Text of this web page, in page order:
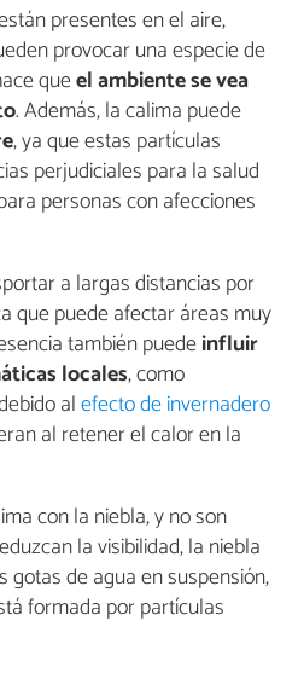
presentes en el aire,
provocar una especie de
queel ambiente se vea
. Además, la calima puede
, ya que estas partículas
perjudiciales para la salud
personas con afecciones
a largas distancias por
que puede afectar áreas muy
también puedeinfluir
locales, como
alefecto de invernadero
al retener el calor en la
con la niebla, y no son
la visibilidad, la niebla
gotas de agua en suspensión,
formada por partículas